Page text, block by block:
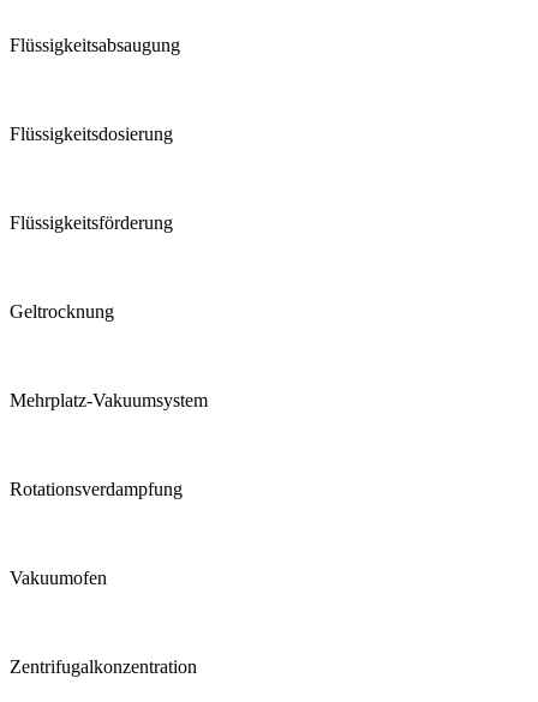
Flüssigkeits­absaugung
Flüssigkeits­dosierung
Flüssigkeits­förderung
Geltrocknung
Mehrplatz-Vakuumsystem
Rotations­verdampfung
Vakuumofen
Zentrifugal­konzentration